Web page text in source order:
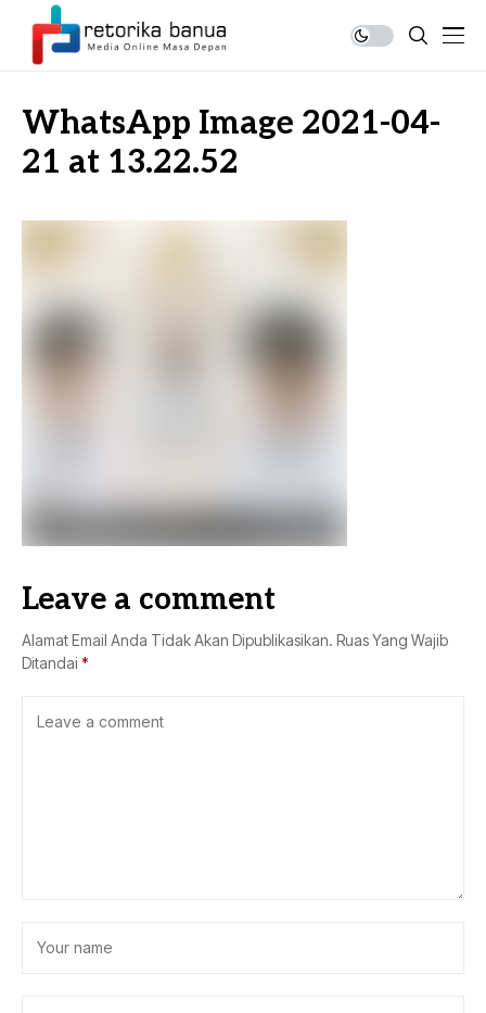
WhatsApp Image 2021-04-
21 at 13.22.52
Leave a comment
Alamat Email Anda Tidak Akan Dipublikasikan. Ruas Yang Wajib
Ditandai *